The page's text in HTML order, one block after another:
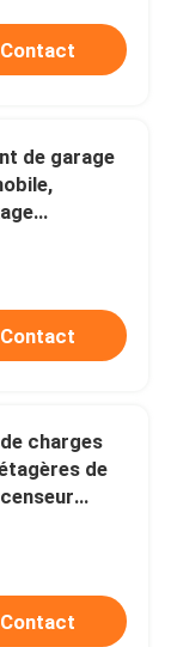
Contact
de garage
Contact
charges
de
besoins du
Contact